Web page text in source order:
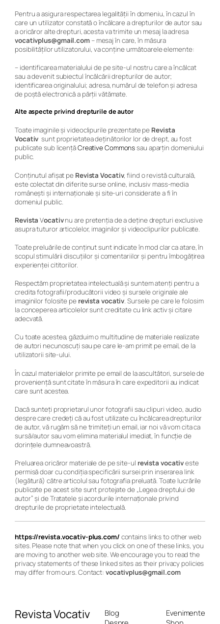
Pentru a asigura respectarea legalităţii în domeniu, în cazul în
care un utilizator constată o încălcare a drepturilor de autor sau
a oricăror alte drepturi, acesta va trimite un mesaj la adresa
vocativplus@gmail.com– mesaj în care, în măsura
posibilităţilor utilizatorului, va conţine următoarele elemente:
– identificarea materialului de pe site-ul nostru care a încălcat
sau a devenit subiectul încălcării drepturilor de autor;
identificarea originalului; adresa, numărul de telefon şi adresa
de poştă electronică a părţii vătămate.
Alte aspecte privind drepturile de autor
Toate imaginile și videoclipurile prezentate pe Revista
Vocativ sunt proprietatea deținătorilor lor de drept, au fost
publicate sub licențăCreative Commonssau aparțin domeniului
public.
Conținutul afișat pe Revista Vocativ, fiind o revistă culturală,
este colectat din diferite surse online, inclusiv mass-media
românești și internaționale și site-uri considerate a fi în
domeniul public.
Revista Vocativnu are pretenția de a deține drepturi exclusive
asupra tuturor articolelor, imaginilor și videoclipurilor publicate.
Toate preluările de conținut sunt indicate în mod clar ca atare, în
scopul stimulării discuțiilor și comentariilor și pentru îmbogățirea
experienței cititorilor.
Respectăm proprietatea intelectuală și suntem atenți pentru a
credita fotografii/producătorii video și sursele originale ale
imaginilor folosite pe revista vocativ. Sursele pe care le folosim
la conceperea articolelor sunt creditate cu link activ și citare
adecvată.
Cu toate acestea, găzduim o multitudine de materiale realizate
de autori necunoscuți sau pe care le-am primit pe email, de la
utilizatorii site-ului.
În cazul materialelor primite pe email de la ascultători, sursele de
proveniență sunt citate în măsura în care expeditorii au indicat
care sunt acestea.
Dacă sunteți proprietarul unor fotografii sau clipuri video, audio
despre care credeți că au fost utilizate cu încălcarea drepturilor
de autor, vă rugăm să ne trimiteți un email, iar noi vă vom cita ca
sursă/autor sau vom elimina materialul imediat, în funcție de
dorințele dumneavoastră.
Preluarea oricăror materiale de pe site-ul revista vocativeste
permisă doar cu condiția specificării sursei prin inserarea link
(legătură) către articolul sau fotografia preluată. Toate lucrările
publicate pe acest site sunt protejate de „Legea dreptului de
autor” şi de Tratatele şi acordurile internaţionale privind
drepturile de proprietate intelectuală.
https://revista.vocativ-plus.com/ contains links to other web
sites. Please note that when you click on one of these links, you
are moving to another web site. We encourage you to read the
privacy statements of these linked sites as their privacy policies
may differ from ours. Contact: vocativplus@gmail.com
Revista Vocativ
Blog
Evenimente